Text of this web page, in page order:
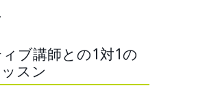
ブ講師との1対1の
スン